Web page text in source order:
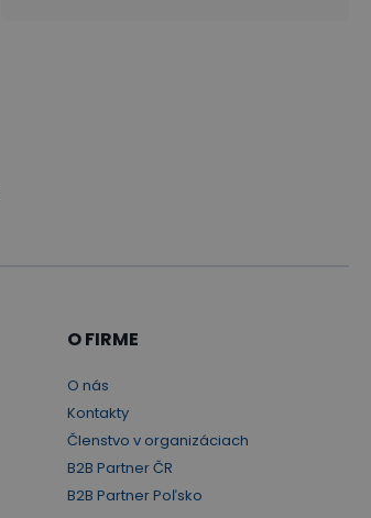
O FIRME
O nás
Kontakty
Členstvo v organizáciach
B2B Partner ČR
B2B Partner Poľsko